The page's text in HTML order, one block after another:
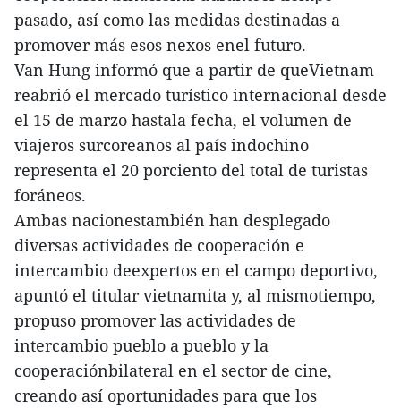
pasado, así como las medidas destinadas a
promover más esos nexos enel futuro.
Van Hung informó que a partir de queVietnam
reabrió el mercado turístico internacional desde
el 15 de marzo hastala fecha, el volumen de
viajeros surcoreanos al país indochino
representa el 20 porciento del total de turistas
foráneos.
Ambas nacionestambién han desplegado
diversas actividades de cooperación e
intercambio deexpertos en el campo deportivo,
apuntó el titular vietnamita y, al mismotiempo,
propuso promover las actividades de
intercambio pueblo a pueblo y la
cooperaciónbilateral en el sector de cine,
creando así oportunidades para que los